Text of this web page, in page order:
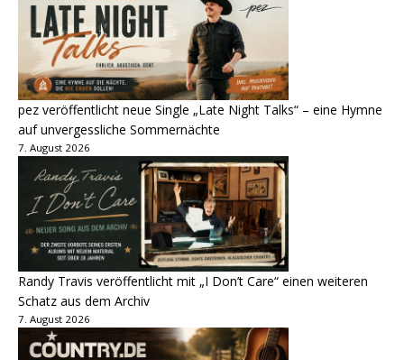
pez veröffentlicht neue Single „Late Night Talks“ – eine Hymne
auf unvergessliche Sommernächte
7. August 2026
Randy Travis veröffentlicht mit „I Don’t Care“ einen weiteren
Schatz aus dem Archiv
7. August 2026